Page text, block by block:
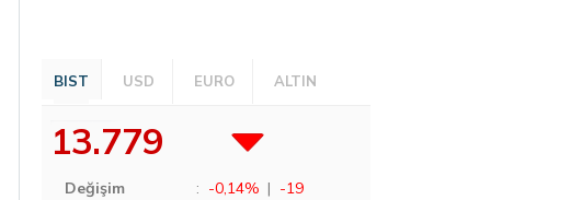
BIST USD EURO ALTIN
13.779
Değişim : -0,14% | -19